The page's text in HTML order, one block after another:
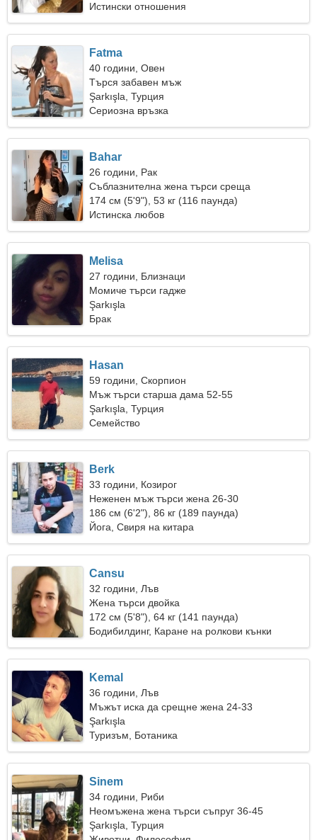
Истински отношения
Fatma
40 години, Овен
Търся забавен мъж
Şarkışla, Турция
Сериозна връзка
Bahar
26 години, Рак
Съблазнителна жена търси среща
174 см (5'9"), 53 кг (116 паунда)
Истинска любов
Melisa
27 години, Близнаци
Момиче търси гадже
Şarkışla
Брак
Hasan
59 години, Скорпион
Мъж търси старша дама 52-55
Şarkışla, Турция
Семейство
Berk
33 години, Козирог
Неженен мъж търси жена 26-30
186 см (6'2"), 86 кг (189 паунда)
Йога, Свиря на китара
Cansu
32 години, Лъв
Жена търси двойка
172 см (5'8"), 64 кг (141 паунда)
Бодибилдинг, Каране на ролкови кънки
Kemal
36 години, Лъв
Мъжът иска да срещне жена 24-33
Şarkışla
Туризъм, Ботаника
Sinem
34 години, Риби
Неомъжена жена търси съпруг 36-45
Şarkışla, Турция